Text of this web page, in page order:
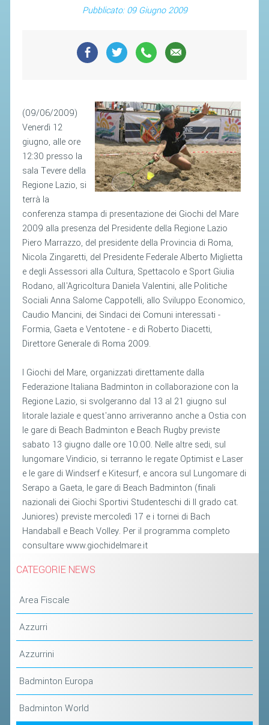
Pubblicato: 09 Giugno 2009
(09/06/2009)
Venerdì 12
giugno, alle ore
12:30 presso la
sala Tevere della
Regione Lazio, si
terrà la
conferenza stampa di presentazione dei Giochi del Mare
2009 alla presenza del Presidente della Regione Lazio
Piero Marrazzo, del presidente della Provincia di Roma,
Nicola Zingaretti, del Presidente Federale Alberto Miglietta
e degli Assessori alla Cultura, Spettacolo e Sport Giulia
Rodano, all'Agricoltura Daniela Valentini, alle Politiche
Sociali Anna Salome Cappotelli, allo Sviluppo Economico,
Caudio Mancini, dei Sindaci dei Comuni interessati -
Formia, Gaeta e Ventotene - e di Roberto Diacetti,
Direttore Generale di Roma 2009.
I Giochi del Mare, organizzati direttamente dalla
Federazione Italiana Badminton in collaborazione con la
Regione Lazio, si svolgeranno dal 13 al 21 giugno sul
litorale laziale e quest'anno arriveranno anche a Ostia con
le gare di Beach Badminton e Beach Rugby previste
sabato 13 giugno dalle ore 10:00. Nelle altre sedi, sul
lungomare Vindicio, si terranno le regate Optimist e Laser
e le gare di Windserf e Kitesurf, e ancora sul Lungomare di
Serapo a Gaeta, le gare di Beach Badminton (finali
nazionali dei Giochi Sportivi Studenteschi di II grado cat.
Juniores) previste mercoledì 17 e i tornei di Bach
Handaball e Beach Volley. Per il programma completo
consultare www.giochidelmare.it
CATEGORIE NEWS
Area Fiscale
Azzurri
Azzurrini
Badminton Europa
Badminton World
SEGRETERIA FEDERALE
AVVISI E BANDI
CIRCOLARI
SAFEGUARDING
RICHIESTA PATROCINIO
GIUSTIZIA FEDERALE
REGOLAMENTI
PROVVEDIMENTI
ORGANI DI GIUSTIZIA FEDERALE
STAFF TECNICO
CTF – PALABADMINTON
ATLETI D'INTERESSE NAZIONALE
VOLA CON NOI
CENTRI TECNICI TERRITORIALI
COMMISSIONE ATLETI
AFFILIAZIONE E TESSERAMENTO
QUOTE E TASSE
CONVENZIONI
ACCEDI AL TESSERAMENTO ON